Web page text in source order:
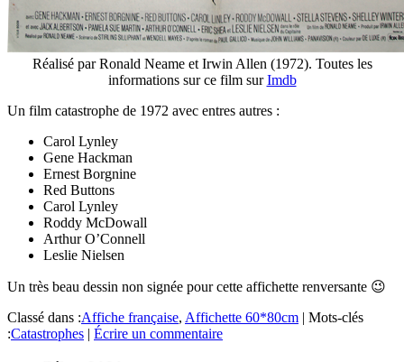
Réalisé par Ronald Neame et Irwin Allen (1972). Toutes les
informations sur ce film surImdb
Un film catastrophe de 1972 avec entres autres :
Carol Lynley
Gene Hackman
Ernest Borgnine
Red Buttons
Carol Lynley
Roddy McDowall
Arthur O’Connell
Leslie Nielsen
Un très beau dessin non signée pour cette affichette renversante 😉
Classé dans :Affiche française, Affichette 60*80cm | Mots-clés
:Catastrophes | Écrire un commentaire